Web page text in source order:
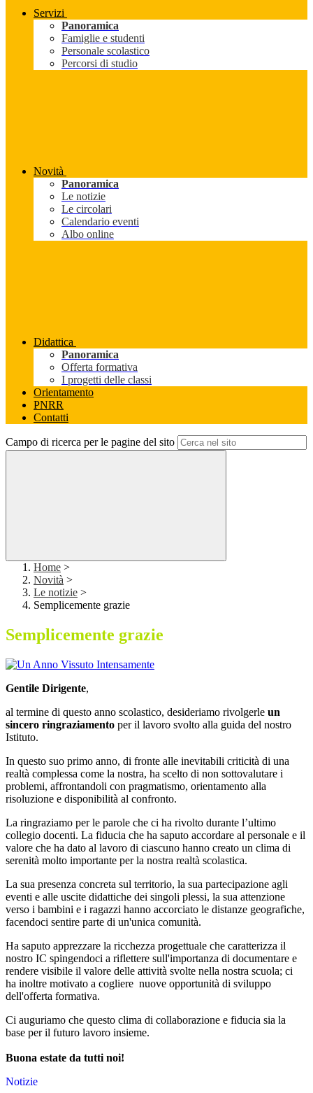
Servizi
Panoramica
Famiglie e studenti
Personale scolastico
Percorsi di studio
Novità
Panoramica
Le notizie
Le circolari
Calendario eventi
Albo online
Didattica
Panoramica
Offerta formativa
I progetti delle classi
Orientamento
PNRR
Contatti
Campo di ricerca per le pagine del sito
Home >
Novità >
Le notizie >
Semplicemente grazie
Semplicemente grazie
Gentile Dirigente,
al termine di questo anno scolastico, desideriamo rivolgerle un
sincero ringraziamento per il lavoro svolto alla guida del nostro
Istituto.
In questo suo primo anno, di fronte alle inevitabili criticità di una
realtà complessa come la nostra, ha scelto di non sottovalutare i
problemi, affrontandoli con pragmatismo, orientamento alla
risoluzione e disponibilità al confronto.
La ringraziamo per le parole che ci ha rivolto durante l’ultimo
collegio docenti. La fiducia che ha saputo accordare al personale e il
valore che ha dato al lavoro di ciascuno hanno creato un clima di
serenità molto importante per la nostra realtà scolastica.
La sua presenza concreta sul territorio, la sua partecipazione agli
eventi e alle uscite didattiche dei singoli plessi, la sua attenzione
verso i bambini e i ragazzi hanno accorciato le distanze geografiche,
facendoci sentire parte di un'unica comunità.
Ha saputo apprezzare la ricchezza progettuale che caratterizza il
nostro IC spingendoci a riflettere sull'importanza di documentare e
rendere visibile il valore delle attività svolte nella nostra scuola; ci
ha inoltre motivato a cogliere nuove opportunità di sviluppo
dell'offerta formativa.
Ci auguriamo che questo clima di collaborazione e fiducia sia la
base per il futuro lavoro insieme.
Buona estate da tutti noi!
Notizie